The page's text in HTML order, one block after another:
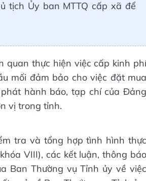
tịch Ủy ban MTTQ cấp xã để
quan thực hiện việc cấp kinh phí
mối đảm bảo cho việc đặt mua
hành báo, tạp chí của Đảng
vị trong tỉnh.
tra và tổng hợp tình hình thực
VIII), các kết luận, thông báo
Ban Thường vụ Tỉnh ủy về việc